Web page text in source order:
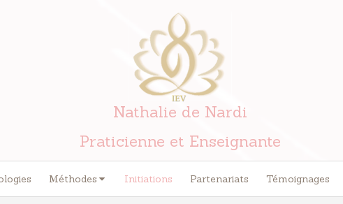
Nathalie de Nardi
Praticienne et Enseignante
Méthodes Initiations Partenariats Témoignages